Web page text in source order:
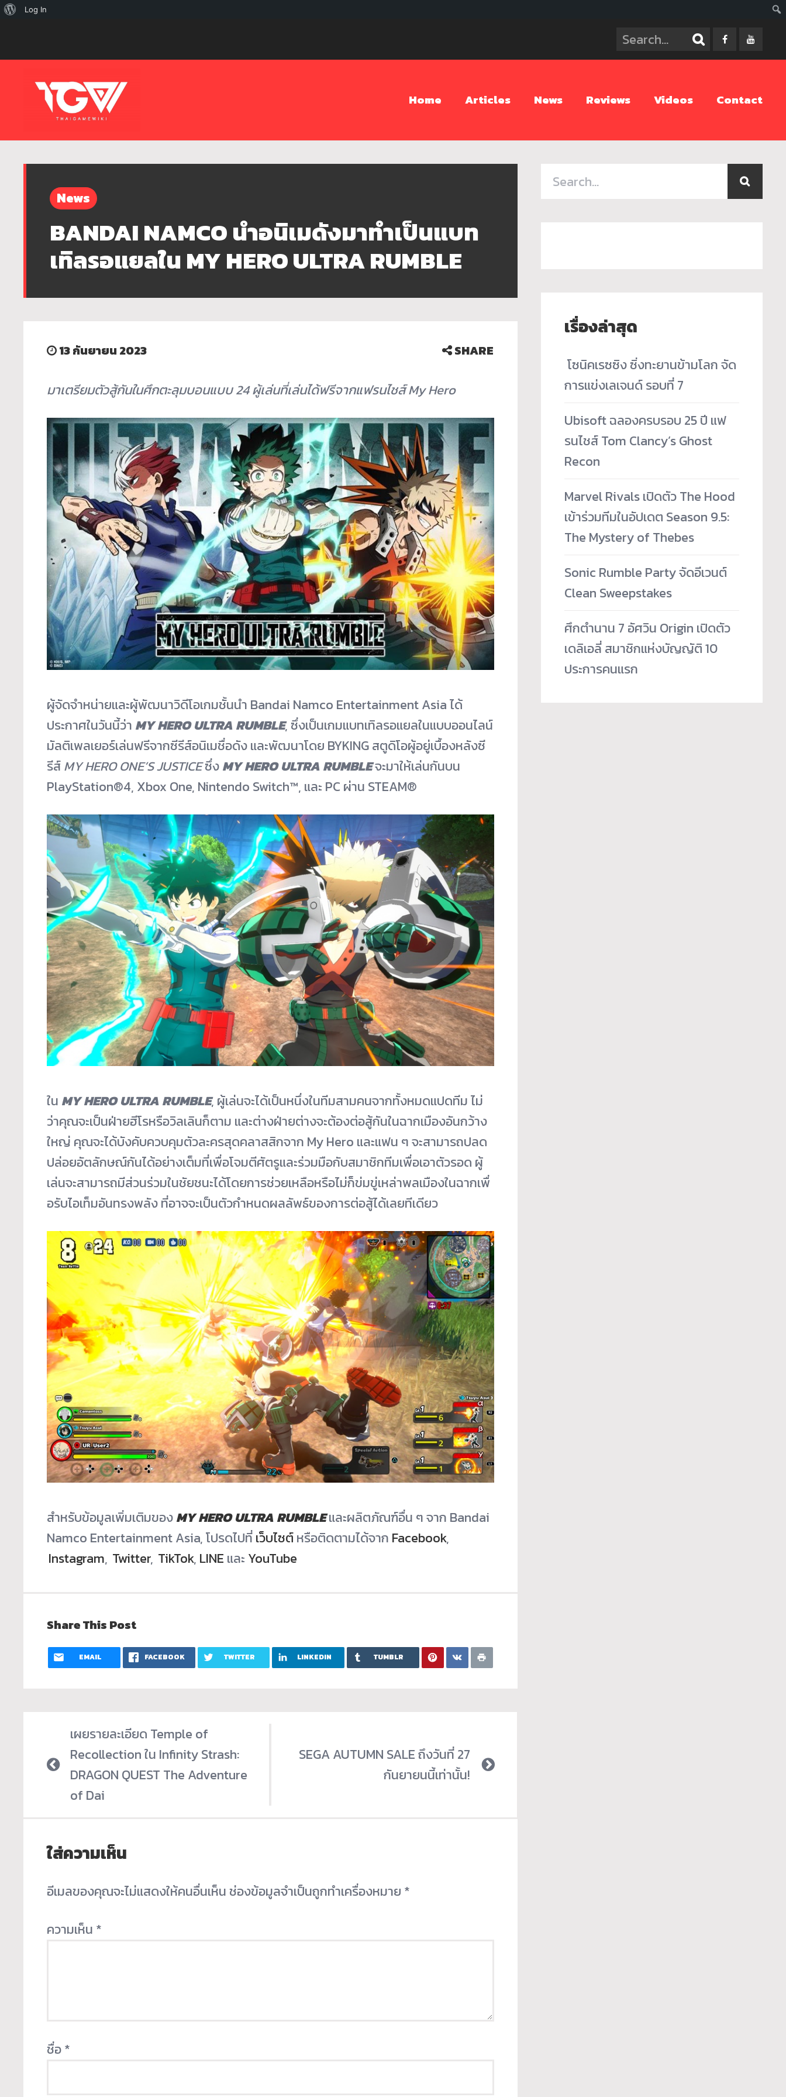
Home Articles News Reviews Videos Contact
News
BANDAI NAMCO นำอนิเมดังมาทำเป็นแบท
เทิลรอแยลใน MY HERO ULTRA RUMBLE
13 กันยายน 2023 SHARE
มาเตรียมตัวสู้กันในศึกตะลุมบอนแบบ 24 ผู้เล่นที่เล่นได้ฟรีจากแฟรนไชส์ My Hero
ผู้จัดจำหน่ายและผู้พัฒนาวิดีโอเกมชั้นนำ Bandai Namco Entertainment Asia ได้
ประกาศในวันนี้ว่า MY HERO ULTRA RUMBLE, ซึ่งเป็นเกมแบทเทิลรอแยลในแบบออนไลน์
มัลติเพลเยอร์เล่นฟรีจากซีรีส์อนิเมชื่อดัง และพัฒนาโดย BYKING สตูดิโอผู้อยู่เบื้องหลังซี
รีส์MY HERO ONE’S JUSTICEซึ่งMY HERO ULTRA RUMBLEจะมาให้เล่นกันบน
PlayStation®4, Xbox One, Nintendo Switch™, และ PC ผ่าน STEAM®
ใน MY HERO ULTRA RUMBLE, ผู้เล่นจะได้เป็นหนึ่งในทีมสามคนจากทั้งหมดแปดทีม ไม่
ว่าคุณจะเป็นฝ่ายฮีโรหรือวิลเลินก็ตาม และต่างฝ่ายต่างจะต้องต่อสู้กันในฉากเมืองอันกว้าง
ใหญ่ คุณจะได้บังคับควบคุมตัวละครสุดคลาสสิกจาก My Hero และแฟน ๆ จะสามารถปลด
ปล่อยอัตลักษณ์กันได้อย่างเต็มที่เพื่อโจมตีศัตรูและร่วมมือกับสมาชิกทีมเพื่อเอาตัวรอด ผู้
เล่นจะสามารถมีส่วนร่วมในชัยชนะได้โดยการช่วยเหลือหรือไม่ก็ข่มขู่เหล่าพลเมืองในฉากเพื่
อรับไอเท็มอันทรงพลัง ที่อาจจะเป็นตัวกำหนดผลลัพธ์ของการต่อสู้ได้เลยทีเดียว
สำหรับข้อมูลเพิ่มเติมของMY HERO ULTRA RUMBLEและผลิตภัณฑ์อื่น ๆ จาก Bandai
Namco Entertainment Asia, โปรดไปที่เว็บไซต์หรือติดตามได้จาก Facebook,
Instagram, Twitter, TikTok, LINE และ YouTube
Share This Post
EMAIL FACEBOOK TWITTER LINKEDIN TUMBLR
เผยรายละเอียด Temple of
Recollection ใน Infinity Strash:
DRAGON QUEST The Adventure
of Dai
SEGA AUTUMN SALE ถึงวันที่ 27
กันยายนนี้เท่านั้น!
ใส่ความเห็น
อีเมลของคุณจะไม่แสดงให้คนอื่นเห็นช่องข้อมูลจำเป็นถูกทำเครื่องหมาย *
ความเห็น *
ชื่อ*
เรื่องล่าสุด
­ โซนิคเรซซิง ซิ่งทะยานข้ามโลก จัด
การแข่งเลเจนด์ รอบที่ 7
Ubisoft ฉลองครบรอบ 25 ปี แฟ
รนไชส์ Tom Clancy’s Ghost
Recon
Marvel Rivals เปิดตัว The Hood
เข้าร่วมทีมในอัปเดต Season 9.5:
The Mystery of Thebes
Sonic Rumble Party จัดอีเวนต์
Clean Sweepstakes
ศึกตำนาน 7 อัศวิน Origin เปิดตัว
เดลิเอลี่ สมาชิกแห่งบัญญัติ 10
ประการคนแรก
เกี่ยวLog In